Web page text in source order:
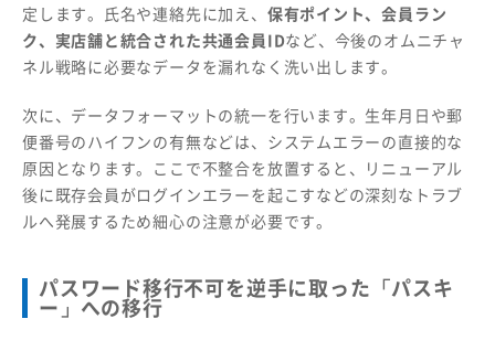
定します。氏名や連絡先に加え、 保有ポイント、会員ラン
ク、実店舗と統合された共通会員IDなど、今後のオムニチャ
ネル戦略に必要なデータを漏れなく洗い出します。
次に、データフォーマットの統一を行います。生年月日や郵
便番号のハイフンの有無などは、システムエラーの直接的な
原因となります。ここで不整合を放置すると、リニューアル
後に既存会員がログインエラーを起こすなどの深刻なトラブ
ルへ発展するため細心の注意が必要です。
パスワード移行不可を逆手に取った「パスキ
ー」への移行